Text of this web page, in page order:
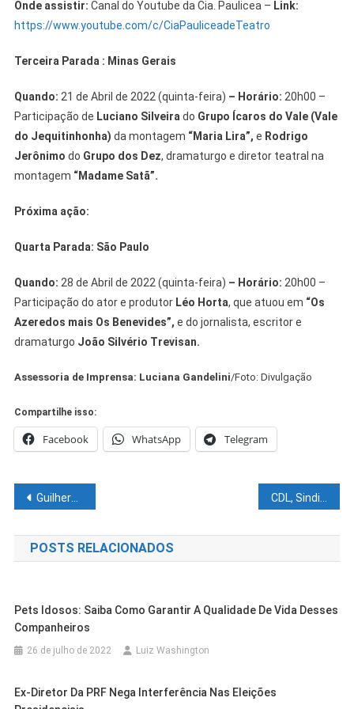
Onde assistir: Canal do Youtube da Cia. Paulicea – Link:
https://www.youtube.com/c/CiaPauliceadeTeatro
Terceira Parada : Minas Gerais
Quando: 21 de Abril de 2022 (quinta-feira) – Horário: 20h00 –
Participação de Luciano Silveirado Grupo Ícaros do Vale (Vale
do Jequitinhonha) da montagem “Maria Lira”, e Rodrigo
Jerônimo do Grupo dos Dez, dramaturgo e diretor teatral na
montagem “Madame Satã”.
Próxima ação:
Quarta Parada: São Paulo
Quando: 28 de Abril de 2022 (quinta-feira) – Horário: 20h00 –
Participação do ator e produtor Léo Horta, que atuou em “Os
Azeredos mais Os Benevides”, e do jornalista, escritor e
dramaturgo João Silvério Trevisan.
Assessoria de Imprensa: Luciana Gandelini/Foto: Divulgação
Compartilhe isso:
Facebook WhatsApp Telegram
Navegação
de
Post
Guilherme Coelho comemora o envio de 24 navios com fertilizantes russos para o Brasil CDL, Sindilojas e Prefeitura discutem melhorias para o comércio de Petrolina
POSTS RELACIONADOS
Pets Idosos: Saiba Como Garantir A Qualidade De Vida Desses
Companheiros
26 de julho de 2022 Luiz Washington
Ex-Diretor Da PRF Nega Interferência Nas Eleições